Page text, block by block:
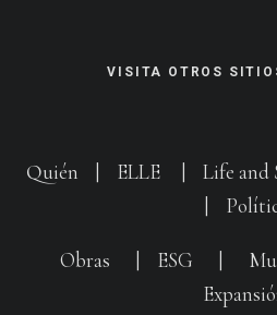
VISITA OTROS
Quién ELLE Life and
Obras ESG